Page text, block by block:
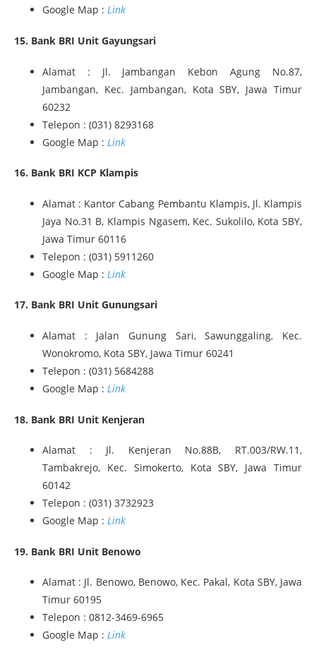
Google Map : Link
15. Bank BRI Unit Gayungsari
Alamat : Jl. Jambangan Kebon Agung No.87,
Jambangan, Kec. Jambangan, Kota SBY, Jawa Timur
60232
Telepon : (031) 8293168
Google Map : Link
16. Bank BRI KCP Klampis
Alamat : Kantor Cabang Pembantu Klampis, Jl. Klampis
Jaya No.31 B, Klampis Ngasem, Kec. Sukolilo, Kota SBY,
Jawa Timur 60116
Telepon : (031) 5911260
Google Map : Link
17. Bank BRI Unit Gunungsari
Alamat : Jalan Gunung Sari, Sawunggaling, Kec.
Wonokromo, Kota SBY, Jawa Timur 60241
Telepon : (031) 5684288
Google Map : Link
18. Bank BRI Unit Kenjeran
Alamat : Jl. Kenjeran No.88B, RT.003/RW.11,
Tambakrejo, Kec. Simokerto, Kota SBY, Jawa Timur
60142
Telepon : (031) 3732923
Google Map : Link
19. Bank BRI Unit Benowo
Alamat : Jl. Benowo, Benowo, Kec. Pakal, Kota SBY, Jawa
Timur 60195
Telepon : 0812-3469-6965
Google Map : Link